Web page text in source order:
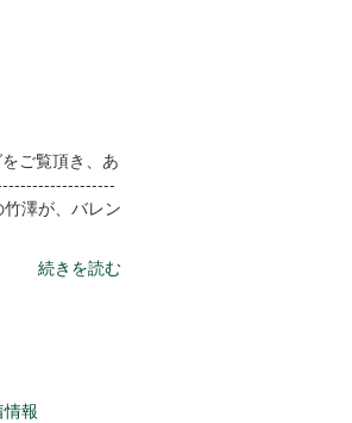
ご覧頂き、あ
澤が、バレン
続きを読む
情報